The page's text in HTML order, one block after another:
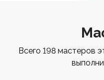
Всего 198 мастеров